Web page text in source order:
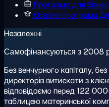
Програма для
Освітня програма
Незалежні
Самофінансуються з 2008
Без венчурного капіталу,
директорів витискати з
відповідаємо перед 122
таблицею материнської